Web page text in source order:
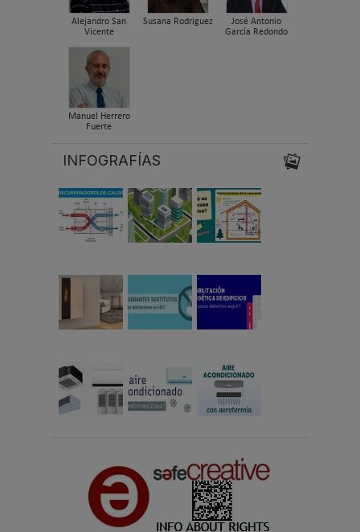
Alejandro San
Vicente
Susana Rodriguez
José Antonio
García Redondo
Manuel Herrero
Fuerte
INFOGRAFÍAS